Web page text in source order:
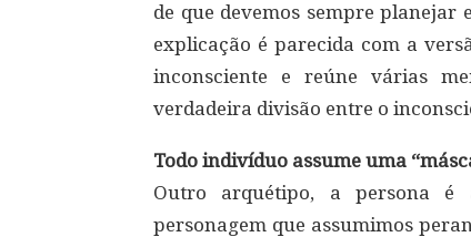
de que devemos sempre planejar
explicação é parecida com a
inconsciente e reúne várias
verdadeira divisão entre o
Todo indivíduo assume uma
Outro arquétipo, a persona é
personagem que assumimos